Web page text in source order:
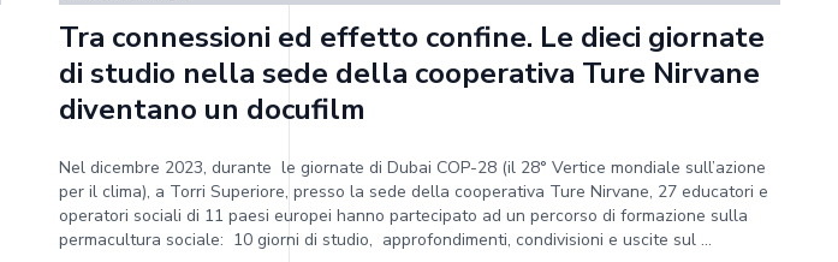
Tra connessioni ed effetto confine. Le dieci giornate
di studio nella sede della cooperativa Ture Nirvane
diventano un docufilm
Nel dicembre 2023, durante le giornate di Dubai COP-28 (il 28° Vertice mondiale sull’azione
per il clima), a Torri Superiore, presso la sede della cooperativa Ture Nirvane, 27 educatori e
operatori sociali di 11 paesi europei hanno partecipato ad un percorso di formazione sulla
permacultura sociale: 10 giorni di studio, approfondimenti, condivisioni e uscite sul ...